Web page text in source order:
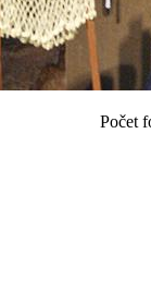
Počet